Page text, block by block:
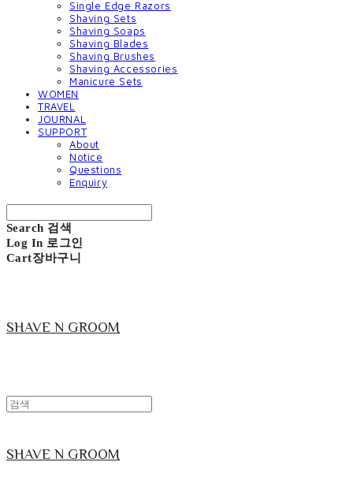
Single Edge Razors
Shaving Sets
Shaving Soaps
Shaving Blades
Shaving Brushes
Shaving Accessories
Manicure Sets
WOMEN
TRAVEL
JOURNAL
SUPPORT
About
Notice
Questions
Enquiry
Search 검색
Log In 로그인
Cart장바구니
SHAVE N GROOM
SHAVE N GROOM